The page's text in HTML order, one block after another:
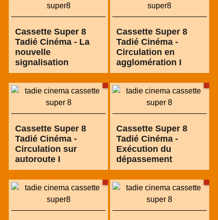
Cassette Super 8
Tadié Cinéma - La
nouvelle
signalisation
Cassette Super 8
Tadié Cinéma -
Circulation en
agglomération I
Cassette Super 8
Tadié Cinéma -
Circulation sur
autoroute I
Cassette Super 8
Tadié Cinéma -
Exécution du
dépassement